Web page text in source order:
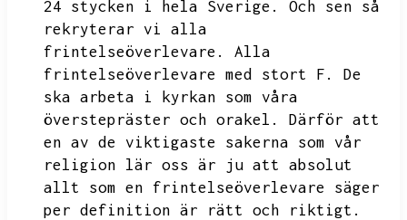
24 stycken i hela Sverige.
Och sen så
rekryterar vi alla
frintelseöverlevare.
Alla
frintelseöverlevare med stort F.
De
ska arbeta i kyrkan som våra
överstepräster och orakel.
Därför att
en av de viktigaste sakerna som vår
religion lär oss är ju att absolut
allt som en frintelseöverlevare säger
per definition är rätt och riktigt.